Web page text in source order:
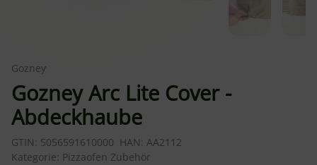
Gozney
Gozney Arc Lite Cover -
Abdeckhaube
GTIN: 5056591610000 HAN: AA2112
Kategorie: Pizzaofen Zubehör